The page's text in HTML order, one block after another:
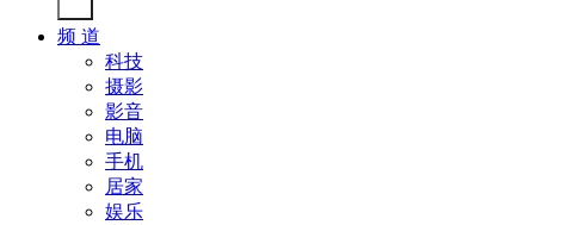
频 道
科技
摄影
影音
电脑
手机
居家
娱乐